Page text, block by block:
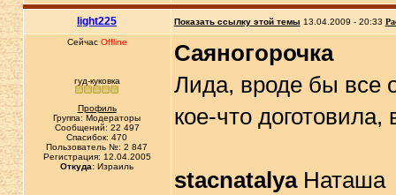
light225 Показать ссылку этой темы 13.04.2009 - 20:33
Сейчас Offline
гуд-куковка
Профиль
Группа: Модераторы
Сообщений: 22 497
Спасибок: 470
Пользователь №: 2 847
Регистрация: 12.04.2005
Откуда: Израиль
Саяногорочка
Лида, вроде бы все
кое-что
stacnatalyaНаташа